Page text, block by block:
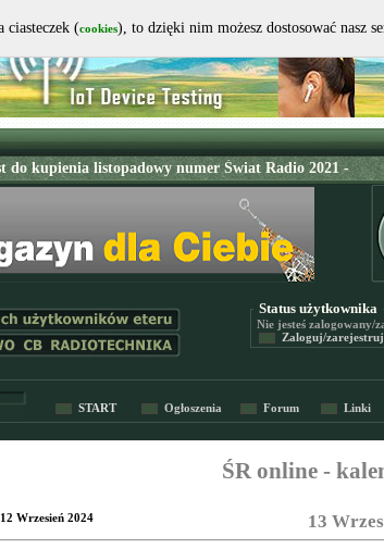
Status użytkownika
Nie jesteś zalogowany/
Zaloguj/zarejestruj
START Ogłoszenia Forum Linki
ŚR online -
12 Wrzesień 2024 13
ciasteczek (cookies), to dzięki nim możesz dostosować nasz